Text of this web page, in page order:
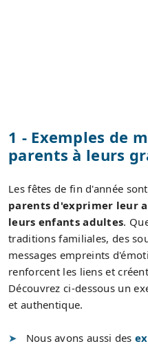
1 - Exemples de
parents à leurs
Les fêtes de fin d'année
parents d'exprimer leur
leurs enfants adultes.
traditions familiales, des
messages empreints
renforcent les liens et
Découvrez ci-dessous un
et authentique.
Nous avons aussi des